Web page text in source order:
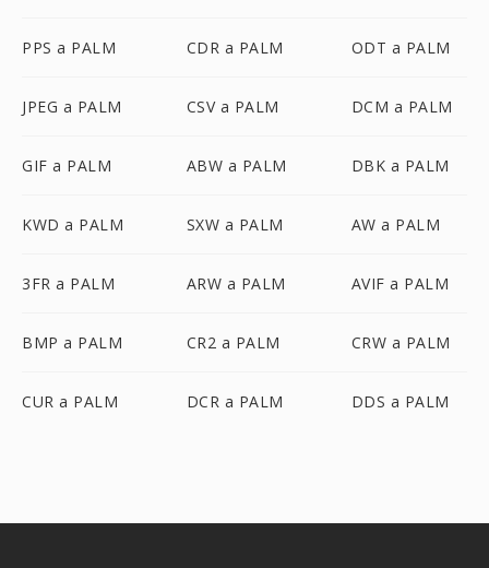
PPS a PALM CDR a PALM ODT a PALM
JPEG a PALM CSV a PALM DCM a PALM
GIF a PALM ABW a PALM DBK a PALM
KWD a PALM SXW a PALM AW a PALM
3FR a PALM ARW a PALM AVIF a PALM
BMP a PALM CR2 a PALM CRW a PALM
CUR a PALM DCR a PALM DDS a PALM